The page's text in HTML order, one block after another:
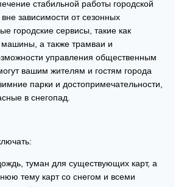
стабильной работы городской
зависимости от сезонных
городские сервисы, такие как
машины, а также трамваи и
управления общественным
вашим жителям и гостям города
парки и достопримечательности,
в снегопад.
туман для существующих карт, а
тему карт со снегом и всеми